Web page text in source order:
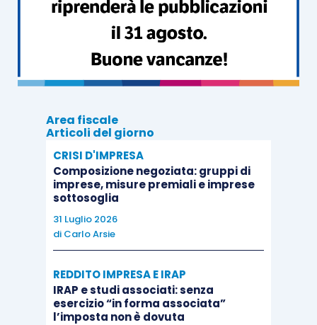
di minore intensità, pur sempre tenuto in
violazione del generale dovere di
E infatti, larevoca dell’incaricoda
esclusione del socio
sussistano i presupposti).
socio accomandatario , inoltre, pur
essendo piùamministratore
revoca,conserva la sua
potendo essere invece considerato
accomandante.
Area fiscale
Articoli del giorno
CRISI D'IMPRESA
Composizione negoziata: gruppi di
imprese, misure premiali e imprese
sottosoglia
31 Luglio 2026
di Carlo Arsie
REDDITO IMPRESA E IRAP
IRAP e studi associati: senza
esercizio “in forma associata”
l’imposta non è dovuta